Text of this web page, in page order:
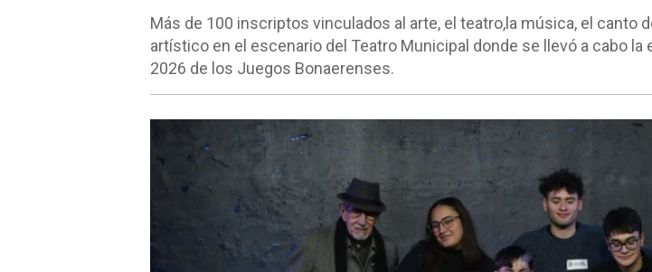
Más de 100 inscriptos vinculados al arte, el teatro,la música, el canto
artístico en el escenario del Teatro Municipal donde se llevó a cabo la
2026 de los Juegos Bonaerenses.